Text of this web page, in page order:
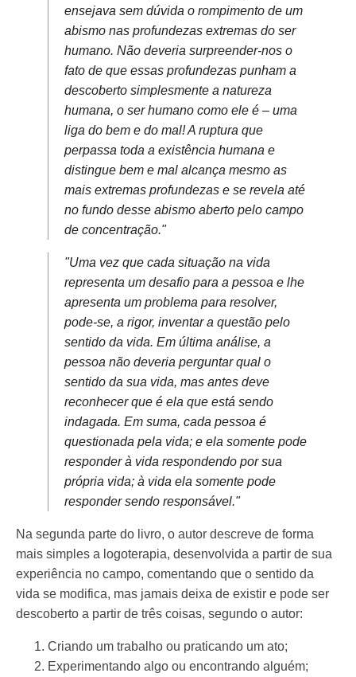
ensejava sem dúvida o rompimento de um
abismo nas profundezas extremas do ser
humano. Não deveria surpreender-nos o
fato de que essas profundezas punham a
descoberto simplesmente a natureza
humana, o ser humano como ele é – uma
liga do bem e do mal! A ruptura que
perpassa toda a existência humana e
distingue bem e mal alcança mesmo as
mais extremas profundezas e se revela até
no fundo desse abismo aberto pelo campo
de concentração."
"Uma vez que cada situação na vida
representa um desafio para a pessoa e lhe
apresenta um problema para resolver,
pode-se, a rigor, inventar a questão pelo
sentido da vida. Em última análise, a
pessoa não deveria perguntar qual o
sentido da sua vida, mas antes deve
reconhecer que é ela que está sendo
indagada. Em suma, cada pessoa é
questionada pela vida; e ela somente pode
responder à vida respondendo por sua
própria vida; à vida ela somente pode
responder sendo responsável."
Na segunda parte do livro, o autor descreve de forma
mais simples a logoterapia, desenvolvida a partir de sua
experiência no campo, comentando que o sentido da
vida se modifica, mas jamais deixa de existir e pode ser
descoberto a partir de três coisas, segundo o autor:
Criando um trabalho ou praticando um ato;
Experimentando algo ou encontrando alguém;